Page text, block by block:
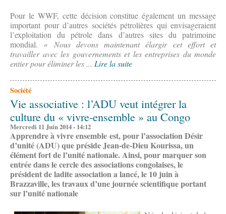
Pour le WWF, cette décision constitue également un message
important pour d’autres sociétés pétrolières qui envisageraient
l’exploitation du pétrole dans d’autres sites du patrimoine
mondial. « Nous devons maintenant élargir cet effort et
travailler avec les gouvernements et les entreprises du monde
entier pour éliminer les ... Lire la suite
Société
Vie associative : l’ADU veut intégrer la
culture du « vivre-ensemble » au Congo
Mercredi 11 Juin 2014 - 14:12
Apprendre à vivre ensemble est, pour l’association Désir
d’unité (ADU) que préside Jean-de-Dieu Kourissa, un
élément fort de l’unité nationale. Ainsi, pour marquer son
entrée dans le cercle des associations congolaises, le
président de ladite association a lancé, le 10 juin à
Brazzaville, les travaux d’une journée scientifique portant
sur l’unité nationale